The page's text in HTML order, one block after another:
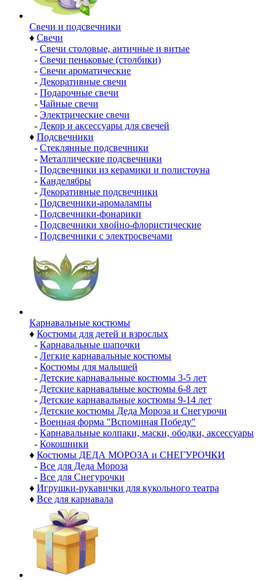
Свечи и подсвечники
♦ Свечи
- Свечи столовые, античные и витые
- Свечи пеньковые (столбики)
- Свечи ароматические
- Декоративные свечи
- Подарочные свечи
- Чайные свечи
- Электрические свечи
- Декор и аксессуары для свечей
♦ Подсвечники
- Стеклянные подсвечники
- Металлические подсвечники
- Подсвечники из керамики и полистоуна
- Канделябры
- Декоративные подсвечники
- Подсвечники-аромалампы
- Подсвечники-фонарики
- Подсвечники хвойно-флористические
- Подсвечники с электросвечами
Карнавальные костюмы
♦ Костюмы для детей и взрослых
- Карнавальные шапочки
- Легкие карнавальные костюмы
- Костюмы для малышей
- Детские карнавальные костюмы 3-5 лет
- Детские карнавальные костюмы 6-8 лет
- Детские карнавальные костюмы 9-14 лет
- Детские костюмы Деда Мороза и Снегурочи
- Военная форма "Вспоминая Победу"
- Карнавальные колпаки, маски, ободки, аксессуары
- Кокошники
♦ Костюмы ДЕДА МОРОЗА и СНЕГУРОЧКИ
- Все для Деда Мороза
- Все для Снегурочки
♦ Игрушки-рукавички для кукольного театра
♦ Все для карнавала